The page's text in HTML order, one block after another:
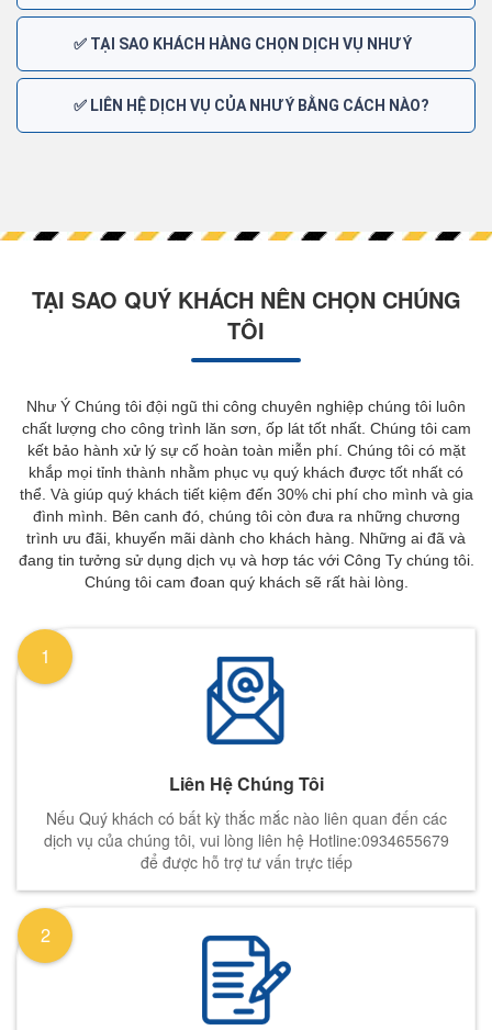
✅ TẠI SAO KHÁCH HÀNG CHỌN DỊCH VỤ NHƯ Ý
✅ LIÊN HỆ DỊCH VỤ CỦA NHƯ Ý BẰNG CÁCH NÀO?
TẠI SAO QUÝ KHÁCH NÊN CHỌN CHÚNG
TÔI
Như Ý Chúng tôi đội ngũ thi công chuyên nghiệp chúng tôi luôn
chất lượng cho công trình lăn sơn, ốp lát tốt nhất. Chúng tôi cam
kết bảo hành xử lý sự cố hoàn toàn miễn phí. Chúng tôi có mặt
khắp mọi tỉnh thành nhằm phục vụ quý khách được tốt nhất có
thể. Và giúp quý khách tiết kiệm đến 30% chi phí cho mình và gia
đình mình. Bên canh đó, chúng tôi còn đưa ra những chương
trình ưu đãi, khuyến mãi dành cho khách hàng. Những ai đã và
đang tin tưởng sử dụng dịch vụ và hơp tác với Công Ty chúng tôi.
Chúng tôi cam đoan quý khách sẽ rất hài lòng.
Liên Hệ Chúng Tôi
Nếu Quý khách có bất kỳ thắc mắc nào liên quan đến các
dịch vụ của chúng tôi, vui lòng liên hệ Hotline:0934655679
để được hỗ trợ tư vấn trực tiếp
1
2